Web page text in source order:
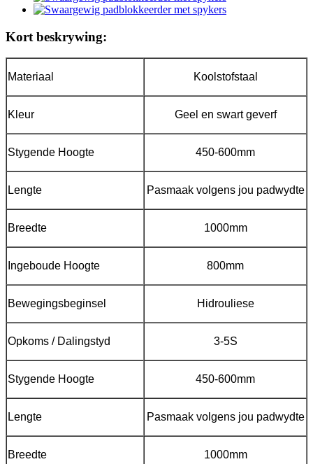
Kort beskrywing:
Materiaal Koolstofstaal
Kleur Geel en swart geverf
Stygende Hoogte 450-600mm
Lengte Pasmaak volgens jou padwydte
Breedte 1000mm
Ingeboude Hoogte 800mm
Bewegingsbeginsel Hidrouliese
Opkoms / Dalingstyd 3-5S
Stygende Hoogte 450-600mm
Lengte Pasmaak volgens jou padwydte
Breedte 1000mm